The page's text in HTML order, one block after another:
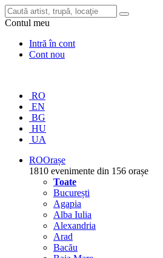
Contul meu
Intră în cont
Cont nou
RO
EN
BG
HU
UA
ROOrașe
1810 evenimente din 156 orașe
Toate
București
Agapia
Alba Iulia
Alexandria
Arad
Bacău